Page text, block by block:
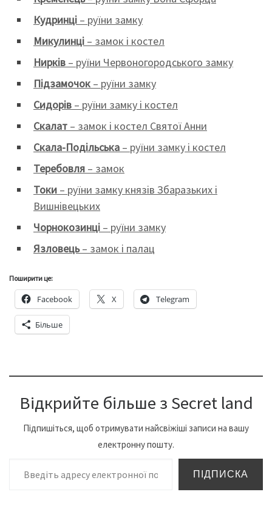
Кудринці – руїни замку
Микулинці – замок і костел
Нирків – руїни Червоногородського замку
Підзамочок – руїни замку
Сидорів – руїни замку і костел
Скалат – замок і костел Святої Анни
Скала-Подільська – руїни замку і костел
Теребовля – замок
Токи – руїни замку князів Збаразьких і
Вишнівецьких
Чорнокозинці – руїни замку
Язловець– замок і палац
Поширити це:
Facebook X Telegram
Більше
Відкрийте більше з Secret land
Підпишіться, щоб отримувати найсвіжіші записи на вашу
електронну пошту.
Введіть адресу електронної пошти…
ПІДПИСКА